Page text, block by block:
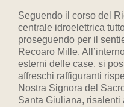
Seguendo il corso del
centrale idroelettrica
proseguendo per il
Recoaro Mille.
esterni delle case, si
affreschi raffiguranti
Nostra Signora del
Santa Giuliana, risalenti